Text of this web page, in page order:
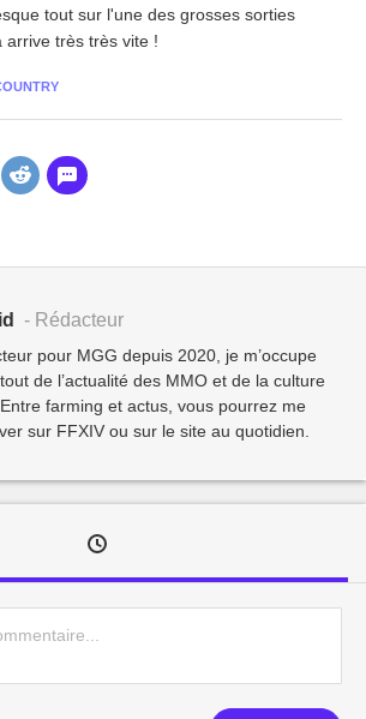
tout sur l'une des grosses sorties
arrive très très vite !
- Rédacteur
pour MGG depuis 2020, je m’occupe
de l’actualité des MMO et de la culture
farming et actus, vous pourrez me
sur FFXIV ou sur le site au quotidien.